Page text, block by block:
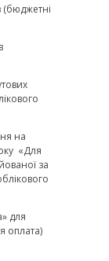
на
«Для
за
для
оплата)